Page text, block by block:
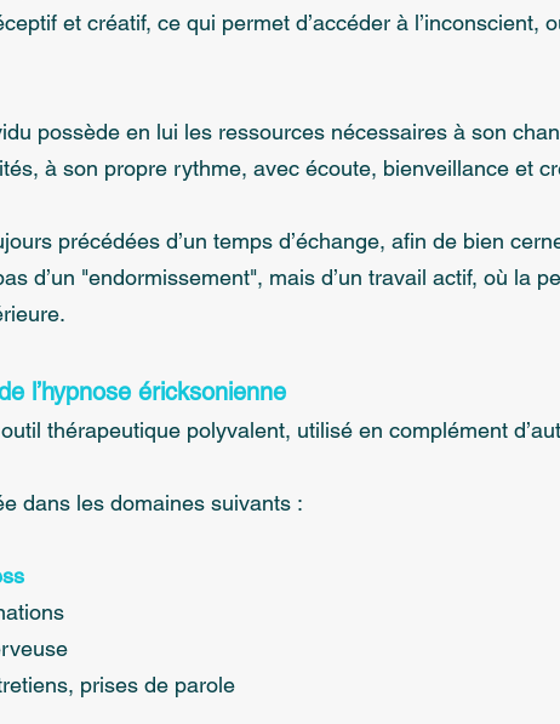
et créatif, ce qui permet d’accéder à l’inconscient,
possède en lui les ressources nécessaires à son
à son propre rythme, avec écoute, bienveillance et
précédées d’un temps d’échange, afin de bien
d’un "endormissement", mais d’un travail actif, où la
l’hypnose éricksonienne
thérapeutique polyvalent, utilisé en complément
dans les domaines suivants :
prises de parole